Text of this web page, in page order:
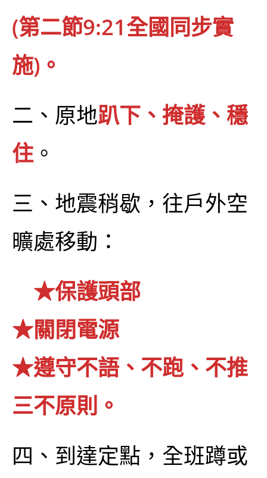
(第二節9:21全國同步實
施)。
二、原地趴下、掩護、穩
住。
三、地震稍歇，往戶外空
曠處移動：
★保護頭部
★關閉電源
★遵守不語、不跑、不推
三不原則。
四、到達定點，全班蹲或